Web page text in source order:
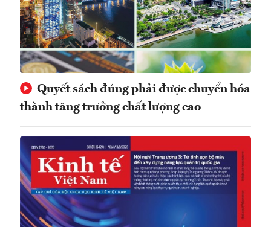
Quyết sách đúng phải được chuyển hóa
thành tăng trưởng chất lượng cao